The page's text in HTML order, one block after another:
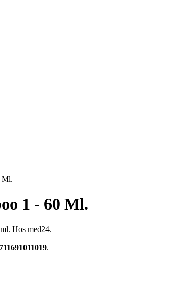
Ml.
1 - 60 Ml.
Hos med24.
.